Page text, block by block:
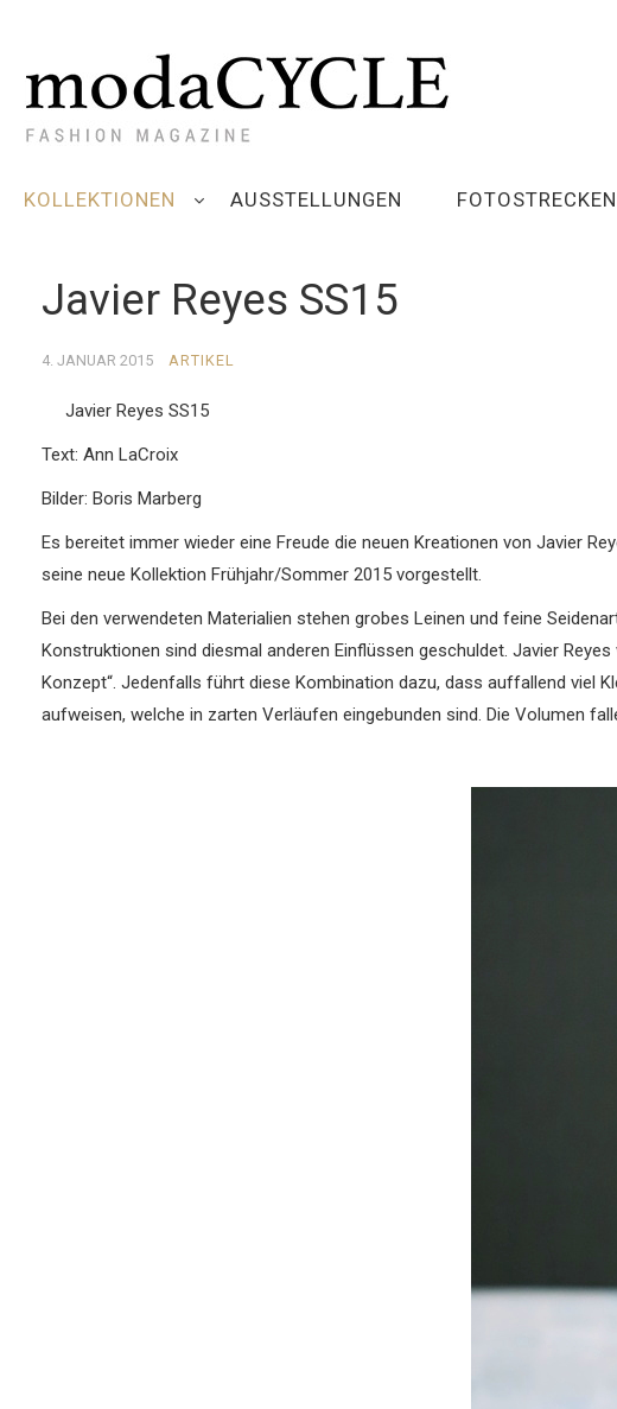
KOLLEKTIONEN AUSSTELLUNGEN FOTOSTRECKEN
Javier Reyes SS15
4. JANUAR 2015 ARTIKEL
Javier Reyes SS15
Text: Ann LaCroix
Bilder: Boris Marberg
Es bereitet immer wieder eine Freude die neuen Kreationen von Javier
seine neue Kollektion Frühjahr/Sommer 2015 vorgestellt.
Bei den verwendeten Materialien stehen grobes Leinen und feine
Konstruktionen sind diesmal anderen Einflüssen geschuldet. Javier
Konzept“. Jedenfalls führt diese Kombination dazu, dass auffallend viel
aufweisen, welche in zarten Verläufen eingebunden sind. Die Volumen